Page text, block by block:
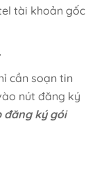
tài khoản gốc
cần soạn tin
nút đăng ký
đăng ký gói